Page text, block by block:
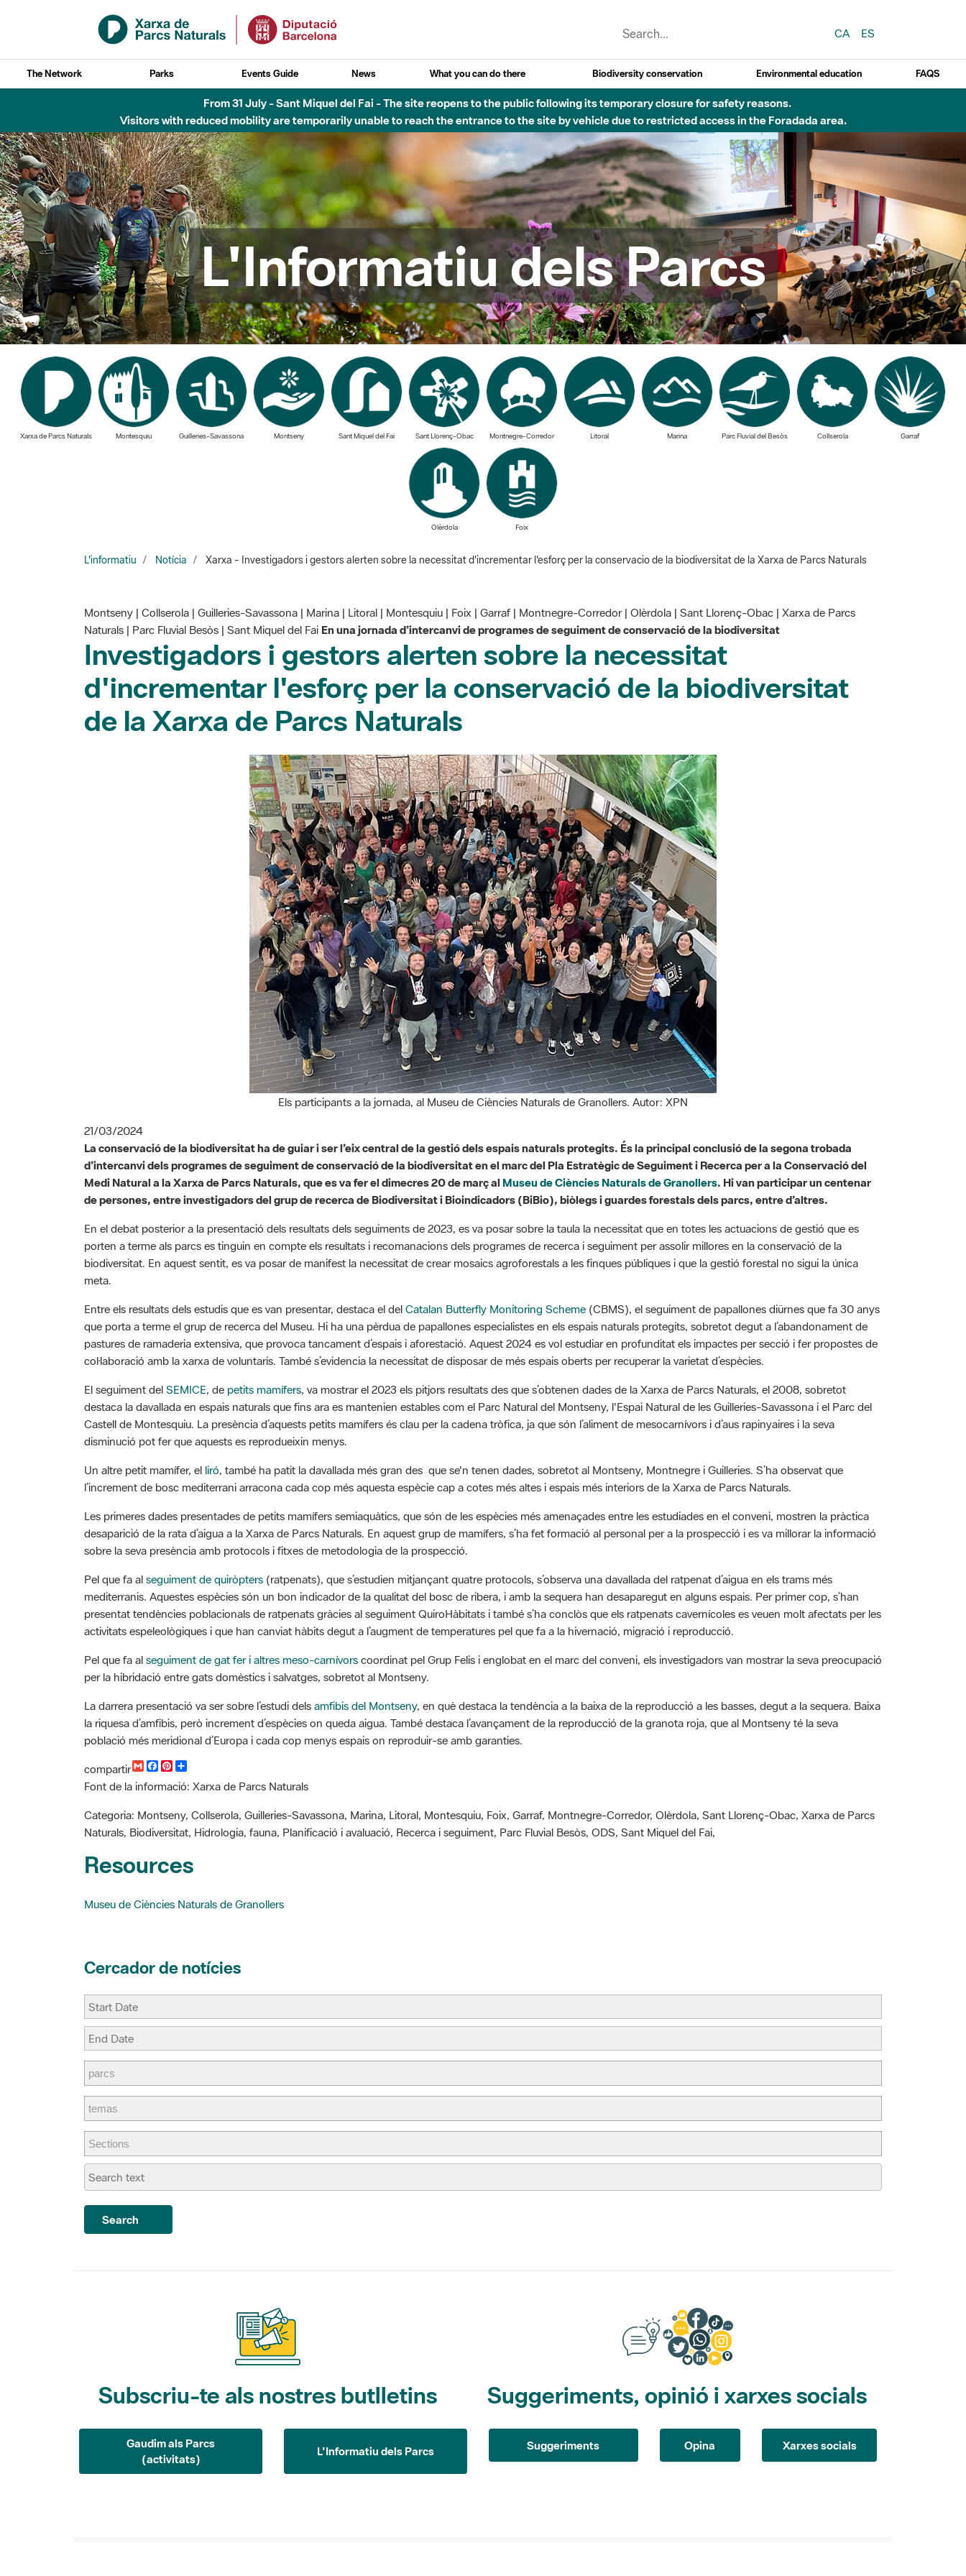
Skip to Main Content
CA
ES
The Network Parks Events Guide News What you can do there Biodiversity conservation Environmental education FAQS
Fins al desembre de 2026 - Parc Fluvial Besòs - Afectacions a la llera del Parc Fluvial del Besòs degut a obres de construcció d'una passera sobre el riu
L'Informatiu dels Parcs
Xarxa de Parcs Naturals Montesquiu Guilleries-Savassona Sant Miquel del Fai Sant Llorenç-Obac Montnegre-Corredor Parc Fluvial del Besòs
Olèrdola Foix
Naturals | Parc Fluvial Besòs | Sant Miquel del FaiEn una jornada d’intercanvi de programes de seguiment de conservació de la biodiversitat
Investigadors i gestors alerten sobre la necessitat
d'incrementar l'esforç per la conservació de la biodiversitat
de la Xarxa de Parcs Naturals
Els participants a la jornada, al Museu de Ciències Naturals de Granollers. Autor: XPN
La conservació de la biodiversitat ha de guiar i ser l’eix central de la gestió dels espais naturals protegits. És la principal conclusió de la segona trobada
d’intercanvi dels programes de seguiment de conservació de la biodiversitat en el marc del Pla Estratègic de Seguiment i Recerca per a la Conservació del
Medi Natural a la Xarxa de Parcs Naturals, que es va fer el dimecres 20 de març alMuseu de Ciències Naturals de Granollers. Hi van participar un centenar
de persones, entre investigadors del grup de recerca de Biodiversitat i Bioindicadors (BiBio), biòlegs i guardes forestals dels parcs, entre d’altres.
En el debat posterior a la presentació dels resultats dels seguiments de 2023, es va posar sobre la taula la necessitat que en totes les actuacions de gestió que es
porten a terme als parcs es tinguin en compte els resultats i recomanacions dels programes de recerca i seguiment per assolir millores en la conservació de la
biodiversitat. En aquest sentit, es va posar de manifest la necessitat de crear mosaics agroforestals a les finques públiques i que la gestió forestal no sigui la única
meta.
que porta a terme el grup de recerca del Museu. Hi ha una pèrdua de papallones especialistes en els espais naturals protegits, sobretot degut a l’abandonament de
pastures de ramaderia extensiva, que provoca tancament d’espais i aforestació. Aquest 2024 es vol estudiar en profunditat els impactes per secció i fer propostes de
col·laboració amb la xarxa de voluntaris. També s’evidencia la necessitat de disposar de més espais oberts per recuperar la varietat d’espècies.
, va mostrar el 2023 els pitjors resultats des que s’obtenen dades de la Xarxa de Parcs Naturals, el 2008, sobretot
destaca la davallada en espais naturals que fins ara es mantenien estables com el Parc Natural del Montseny, l'Espai Natural de les Guilleries-Savassona i el Parc del
Castell de Montesquiu. La presència d’aquests petits mamífers és clau per la cadena tròfica, ja que són l’aliment de mesocarnívors i d’aus rapinyaires i la seva
disminució pot fer que aquests es reprodueixin menys.
Un altre petit mamífer, el liró
, també ha patit la davallada més gran des que se'n tenen dades, sobretot al Montseny, Montnegre i Guilleries. S’ha observat que
l’increment de bosc mediterrani arracona cada cop més aquesta espècie cap a cotes més altes i espais més interiors de la Xarxa de Parcs Naturals.
Les primeres dades presentades de petits mamífers semiaquàtics, que són de les espècies més amenaçades entre les estudiades en el conveni, mostren la pràctica
desaparició de la rata d’aigua a la Xarxa de Parcs Naturals. En aquest grup de mamífers, s’ha fet formació al personal per a la prospecció i es va millorar la informació
sobre la seva presència amb protocols i fitxes de metodologia de la prospecció.
seguiment de quiròpters
(ratpenats), que s’estudien mitjançant quatre protocols, s’observa una davallada del ratpenat d’aigua en els trams més
mediterranis. Aquestes espècies són un bon indicador de la qualitat del bosc de ribera, i amb la sequera han desaparegut en alguns espais. Per primer cop, s’han
presentat tendències poblacionals de ratpenats gràcies al seguiment QuiroHàbitats i també s’ha conclòs que els ratpenats cavernícoles es veuen molt afectats per les
activitats espeleològiques i que han canviat hàbits degut a l’augment de temperatures pel que fa a la hivernació, migració i reproducció.
Pel que fa al
seguiment de gat fer i altres meso-carnívors
coordinat pel Grup Felis i englobat en el marc del conveni, els investigadors van mostrar la seva preocupació
per la hibridació entre gats domèstics i salvatges, sobretot al Montseny.
La darrera presentació va ser sobre l’estudi dels
, en què destaca la tendència a la baixa de la reproducció a les basses, degut a la sequera. Baixa
la riquesa d’amfibis, però increment d’espècies on queda aigua. També destaca l’avançament de la reproducció de la granota roja, que al Montseny té la seva
població més meridional d’Europa i cada cop menys espais on reproduir-se amb garanties.
compartir
G
m
a
i
l
F
a
c
e
b
o
k
P
n
t
e
e
s
t
C
p
a
t
i
r
Font de la informació: Xarxa de Parcs Naturals
Naturals, Biodiversitat, Hidrologia, fauna, Planificació i avaluació, Recerca i seguiment, Parc Fluvial Besòs, ODS, Sant Miquel del Fai,
Resources
Search
Gaudim als Parcs
(activitats)
Suggeriments Opina Xarxes socials